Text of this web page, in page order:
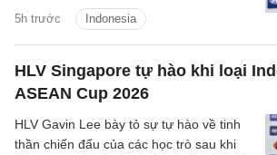
5h trước Indonesia
HLV Singapore tự hào khi loại
ASEAN Cup 2026
HLV Gavin Lee bày tỏ sự tự hào về tinh
thần chiến đấu của các học trò sau khi